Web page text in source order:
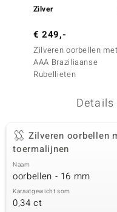
Zilver
€ 249,-
Zilveren oorbellen met
AAA Braziliaanse
Rubellieten
Zilveren oorbellen
toermalijnen
Naam
oorbellen - 16 mm
Karaatgewicht som
0,34 ct